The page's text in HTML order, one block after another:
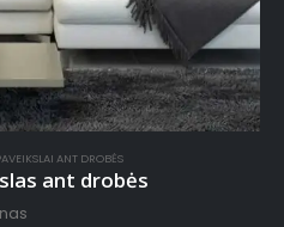
ANT DROBĖS
ant drobės